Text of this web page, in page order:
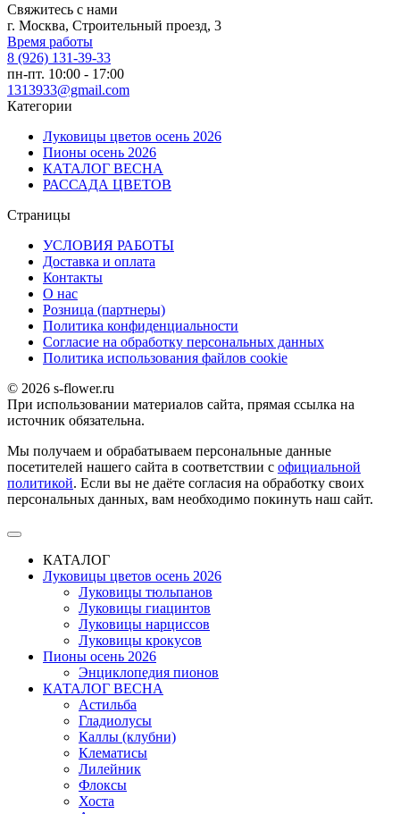
Свяжитесь с нами
г. Москва, Строительный проезд, 3
Время работы
8 (926) 131-39-33
пн-пт. 10:00 - 17:00
1313933@gmail.com
Категории
Луковицы цветов осень 2026
Пионы осень 2026
КАТАЛОГ ВЕСНА
РАССАДА ЦВЕТОВ
Страницы
УСЛОВИЯ РАБОТЫ
Доставка и оплата
Контакты
О наc
Розница (партнеры)
Политика конфиденциальности
Согласие на обработку персональных данных
Политика использования файлов сookie
© 2026 s-flower.ru
При использовании материалов сайта, прямая ссылка на
источник обязательна.
Мы получаем и обрабатываем персональные данные
посетителей нашего сайта в соответствии с официальной
политикой. Если вы не даёте согласия на обработку своих
персональных данных, вам необходимо покинуть наш сайт.
КАТАЛОГ
Луковицы цветов осень 2026
Луковицы тюльпанов
Луковицы гиацинтов
Луковицы нарциссов
Луковицы крокусов
Пионы осень 2026
Энциклопедия пионов
КАТАЛОГ ВЕСНА
Астильба
Гладиолусы
Каллы (клубни)
Клематисы
Лилейник
Флоксы
Хоста